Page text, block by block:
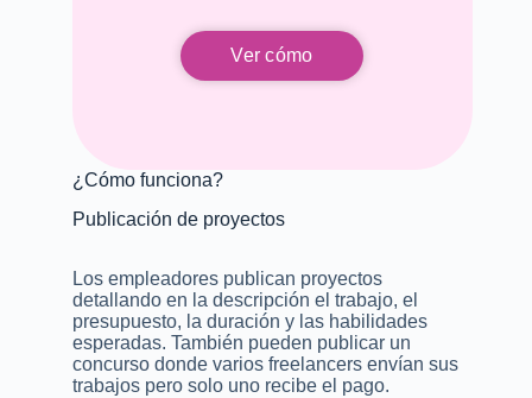
Ver cómo
¿Cómo funciona?
Publicación de proyectos
Los empleadores publican proyectos
detallando en la descripción el trabajo, el
presupuesto, la duración y las habilidades
esperadas. También pueden publicar un
concurso donde varios freelancers envían sus
trabajos pero solo uno recibe el pago.